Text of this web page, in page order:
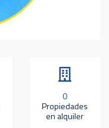
0
Propiedades
en alquiler